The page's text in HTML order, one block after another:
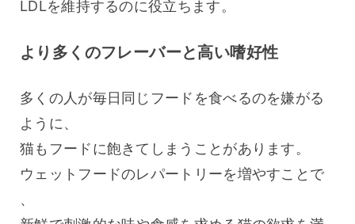
LDLを維持するのに役立ちます。
より多くのフレーバーと高い嗜好性
多くの人が毎日同じフードを食べるのを嫌がる
ように、
猫もフードに飽きてしまうことがあります。
ウェットフードのレパートリーを増やすことで
、